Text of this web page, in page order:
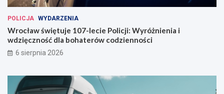
POLICJA WYDARZENIA
Wrocław świętuje 107-lecie Policji: Wyróżnienia i
wdzięczność dla bohaterów codzienności
6 sierpnia 2026